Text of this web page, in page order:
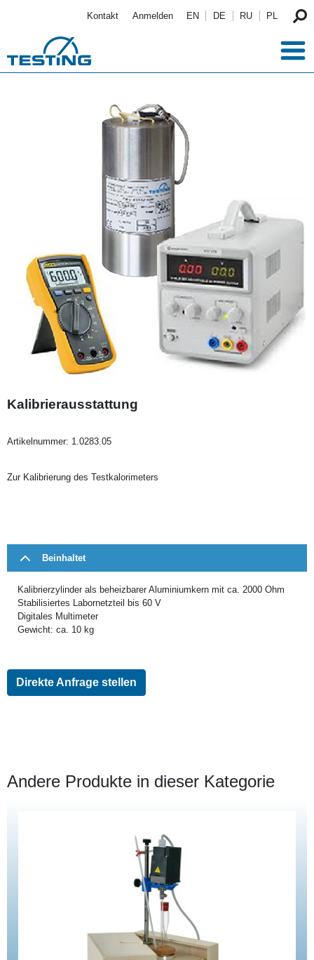
Kontakt Anmelden EN DE RU PL
Kalibrierausstattung
Artikelnummer: 1.0283.05
Zur Kalibrierung des Testkalorimeters
Beinhaltet
Kalibrierzylinder als beheizbarer Aluminiumkern mit ca. 2000 Ohm
Stabilisiertes Labornetzteil bis 60 V
Digitales Multimeter
Gewicht: ca. 10 kg
Direkte Anfrage stellen
Andere Produkte in dieser Kategorie